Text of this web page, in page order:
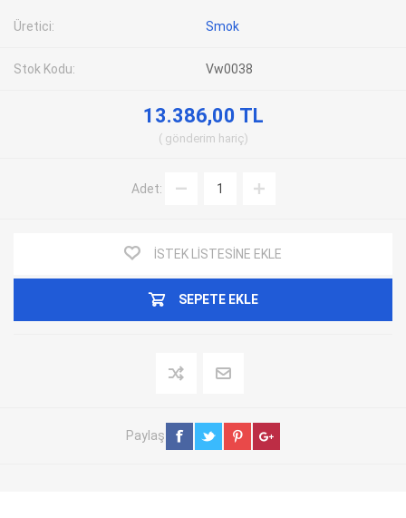
Üretici: Smok
Stok Kodu: Vw0038
13.386,00 TL
gönderim hariç
Adet:
İSTEK LISTESINE EKLE
SEPETE EKLE
Paylaş